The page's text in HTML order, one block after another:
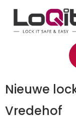
Nieuwe
Vredehof